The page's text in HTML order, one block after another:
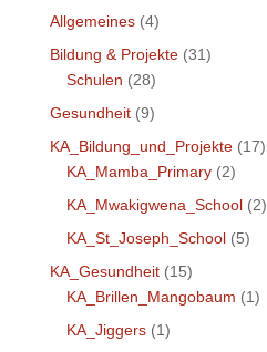
Allgemeines(4)
Bildung & Projekte(31)
Schulen (28)
Gesundheit(9)
KA_Bildung_und_Projekte(17)
KA_Mamba_Primary(2)
KA_Mwakigwena_School(2)
KA_St_Joseph_School(5)
KA_Gesundheit(15)
KA_Brillen_Mangobaum (1)
KA_Jiggers(1)